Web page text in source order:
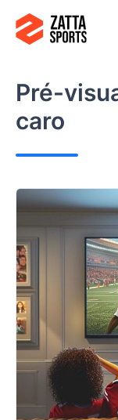
para
conteúdo
Pré-
caro